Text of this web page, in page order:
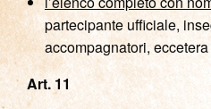
partecipante ufficiale,
accompagnatori, eccetera
Art. 11